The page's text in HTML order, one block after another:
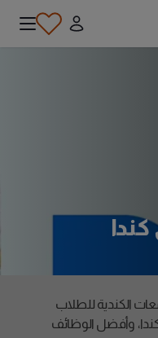
الكندية للطلاب
وأفضل الوظائف